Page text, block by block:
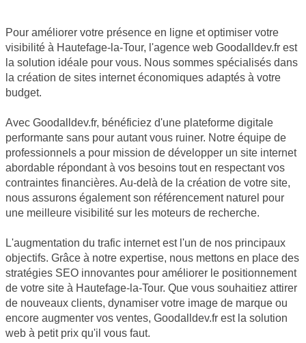
Pour améliorer votre présence en ligne et optimiser votre
visibilité à Hautefage-la-Tour, l'agence web Goodalldev.fr est
la solution idéale pour vous. Nous sommes spécialisés dans
la création de sites internet économiques adaptés à votre
budget.
Avec Goodalldev.fr, bénéficiez d'une plateforme digitale
performante sans pour autant vous ruiner. Notre équipe de
professionnels a pour mission de développer un site internet
abordable répondant à vos besoins tout en respectant vos
contraintes financières. Au-delà de la création de votre site,
nous assurons également son référencement naturel pour
une meilleure visibilité sur les moteurs de recherche.
L'augmentation du trafic internet est l'un de nos principaux
objectifs. Grâce à notre expertise, nous mettons en place des
stratégies SEO innovantes pour améliorer le positionnement
de votre site à Hautefage-la-Tour. Que vous souhaitiez attirer
de nouveaux clients, dynamiser votre image de marque ou
encore augmenter vos ventes, Goodalldev.fr est la solution
web à petit prix qu'il vous faut.